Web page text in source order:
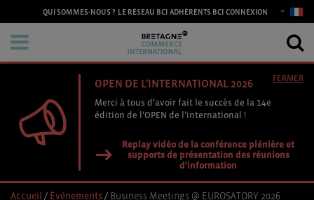
QUI SOMMES-NOUS ? LE RÉSEAU BCI ADHÉRENTS BCI CONNEXION
OPEN DE L'INTERNATIONAL 2026
Merci à tous d’avoir fait le succès de la 14e
édition de l’OPEN de l’international !
Replay vidéo de la conférence plénière et
supports de présentation des réunions
d'information
FERMER
Accueil / Événements/ Business Meetings @ EUROSATORY 2026